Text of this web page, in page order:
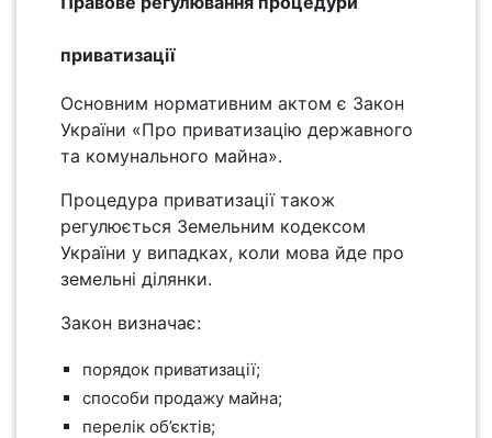
приватизації
Основним нормативним актом є Закон
України «Про приватизацію державного
та комунального майна».
Процедура приватизації також
регулюється Земельним кодексом
України у випадках, коли мова йде про
земельні ділянки.
Закон визначає:
порядок приватизації;
способи продажу майна;
перелік об’єктів;